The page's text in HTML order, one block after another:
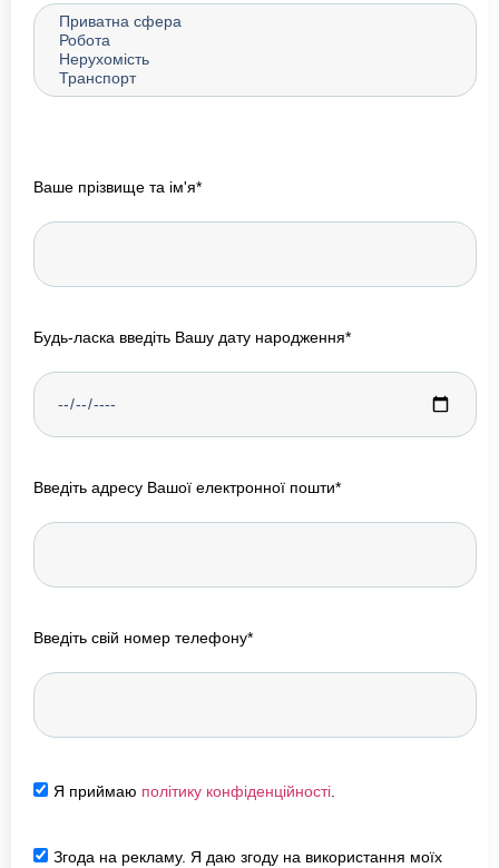
Ваше прізвище та ім'я*
Будь-ласка введіть Вашу дату народження*
Введіть адресу Вашої електронної пошти*
Введіть свій номер телефону*
Я приймаю політику конфіденційності
Згода на рекламу. Я даю згоду на використання моїх